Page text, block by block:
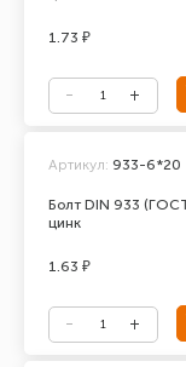
1.73 ₽
Болт DIN 933
цинк
Артикул: 933-6*20
1.63 ₽